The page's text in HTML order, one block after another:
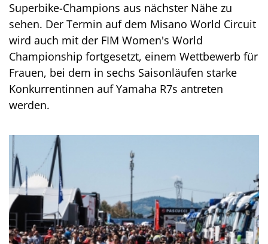
Superbike-Champions aus nächster Nähe zu
sehen. Der Termin auf dem Misano World Circuit
wird auch mit der FIM Women's World
Championship fortgesetzt, einem Wettbewerb für
Frauen, bei dem in sechs Saisonläufen starke
Konkurrentinnen auf Yamaha R7s antreten
werden.